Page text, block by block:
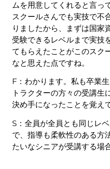
ムを用意してくれると言っ
スクールさんでも実技で不
りましたから、まずは国家
受験できるレベルまで実技
てもらえたことがこのスク
なと思えた点ですね。
F：わかります。私も卒業
トラクターの方々の受講生
決め手になったことを覚え
S：全員が全員とも同じレ
で、指導も柔軟性のある方
たいなシニアが受講する場